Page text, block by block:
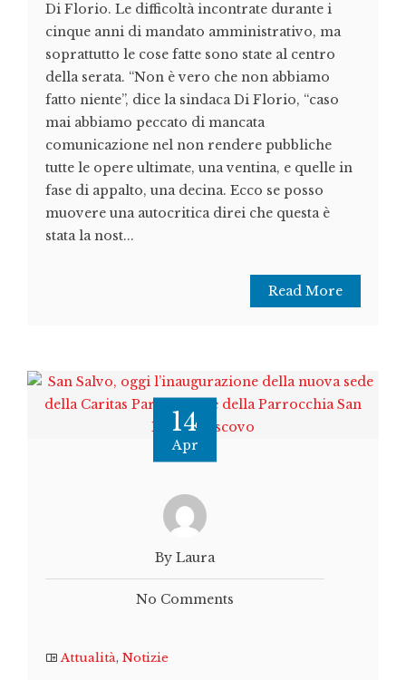
Di Florio. Le difficoltà incontrate durante i
cinque anni di mandato amministrativo, ma
soprattutto le cose fatte sono state al centro
della serata. “Non è vero che non abbiamo
fatto niente”, dice la sindaca Di Florio, “caso
mai abbiamo peccato di mancata
comunicazione nel non rendere pubbliche
tutte le opere ultimate, una ventina, e quelle in
fase di appalto, una decina. Ecco se posso
muovere una autocritica direi che questa è
stata la nost...
Read More
14
Apr
By Laura
No Comments
Attualità, Notizie